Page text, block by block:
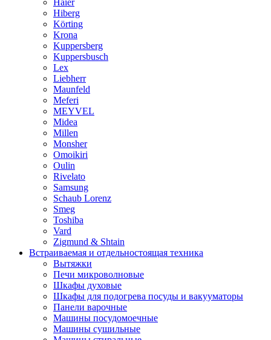
Haier
Hiberg
Körting
Krona
Kuppersberg
Kuppersbusch
Lex
Liebherr
Maunfeld
Meferi
MEYVEL
Midea
Millen
Monsher
Omoikiri
Oulin
Rivelato
Samsung
Schaub Lorenz
Smeg
Toshiba
Vard
Zigmund & Shtain
Встраиваемая и отдельностоящая техника
Вытяжки
Печи микроволновые
Шкафы духовые
Шкафы для подогрева посуды и вакууматоры
Панели варочные
Машины посудомоечные
Машины сушильные